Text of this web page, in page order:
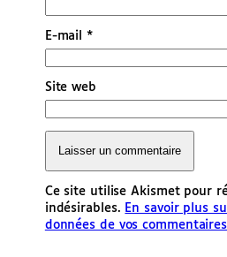
E-mail*
Site web
Ce site utilise Akismet pour
indésirables. En savoir plus
données de vos